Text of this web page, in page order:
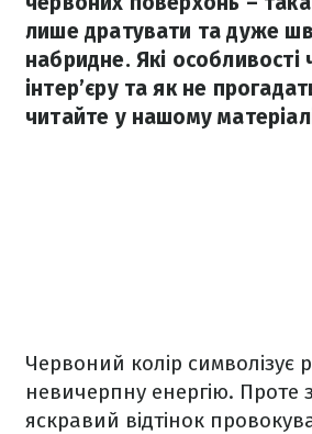
лише дратувати та дуже
набридне. Які особливості
інтер’єру та як не
читайте у нашому
Червоний колір символізує
невичерпну енергію. Проте
яскравий відтінок